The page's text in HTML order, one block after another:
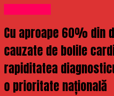
Cu aproape 60% din
cauzate de bolile
rapiditatea
o prioritate națională